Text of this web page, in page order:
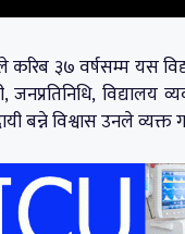
३७ वर्षसम्म यस
जनप्रतिनिधि, विद्यालय
बन्ने विश्वास उनले व्यक्त